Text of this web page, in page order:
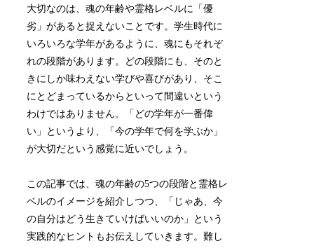
大切なのは、魂の年齢や霊格レベルに「優
劣」があると捉えないことです。学生時代に
いろいろな学年があるように、魂にもそれぞ
れの段階があります。どの段階にも、そのと
きにしか味わえない学びや喜びがあり、そこ
にとどまっているからといって間違いという
わけではありません。「どの学年が一番偉
い」というより、「今の学年で何を学ぶか」
が大切だという感覚に近いでしょう。
この記事では、魂の年齢の5つの段階と霊格レ
ベルのイメージを紹介しつつ、「じゃあ、今
の自分はどう生きていけばいいのか」という
実践的なヒントもお伝えしていきます。難し